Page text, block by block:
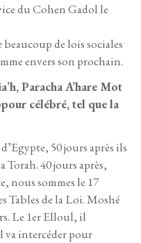
du Cohen Gadol le
de lois sociales
envers son prochain.
Paracha A’hare Mot
célébré, tel que la
50 jours après ils
40 jours après,
nous sommes le 17
Tables de la Loi. Moshé
Le 1er Elloul, il
va intercéder pour